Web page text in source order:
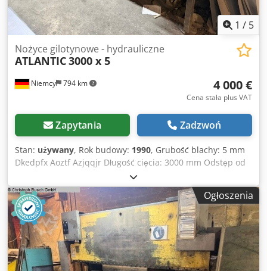
1 / 5
Niemcy 794 km
Nożyce gilotynowe - hydrauliczne
ATLANTIC3000 x 5
4 000 €
Cena stała plus VAT
Zapytania Zadzwoń
Stan: używany, Rok budowy: 1990, Grubość blachy: 5 mm
Dkedpfx Aoztf Azjqqjr Długość cięcia: 3000 mm Odstęp od
tylnej belki: 750 mm Całkowite zapotrzebowanie na moc:
7,5–10 kW Masa maszyny: ok. 4 t
Ogłoszenia